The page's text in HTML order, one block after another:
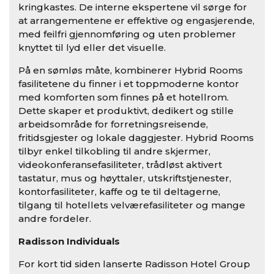
kringkastes. De interne ekspertene vil sørge for
at arrangementene er effektive og engasjerende,
med feilfri gjennomføring og uten problemer
knyttet til lyd eller det visuelle.
På en sømløs måte, kombinerer Hybrid Rooms
fasilitetene du finner i et toppmoderne kontor
med komforten som finnes på et hotellrom.
Dette skaper et produktivt, dedikert og stille
arbeidsområde for forretningsreisende,
fritidsgjester og lokale daggjester. Hybrid Rooms
tilbyr enkel tilkobling til andre skjermer,
videokonferansefasiliteter, trådløst aktivert
tastatur, mus og høyttaler, utskriftstjenester,
kontorfasiliteter, kaffe og te til deltagerne,
tilgang til hotellets velværefasiliteter og mange
andre fordeler.
Radisson Individuals
For kort tid siden lanserte Radisson Hotel Group